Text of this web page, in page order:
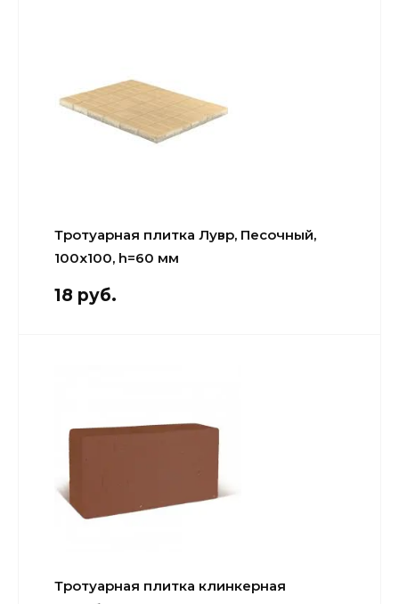
Тротуарная плитка Лувр, Песочный,
100х100, h=60 мм
18 руб.
Тротуарная плитка клинкерная